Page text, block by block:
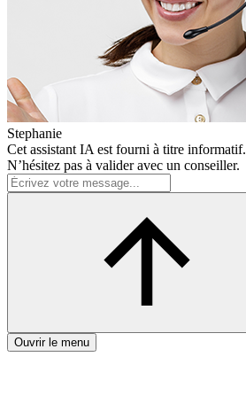
Stephanie
Cet assistant IA est fourni à titre informatif.
N’hésitez pas à valider avec un conseiller.
Ouvrir le menu